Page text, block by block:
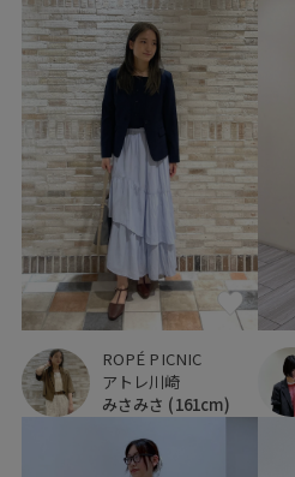
ROPÉ PICNIC
アトレ川崎
みさみさ (161cm)